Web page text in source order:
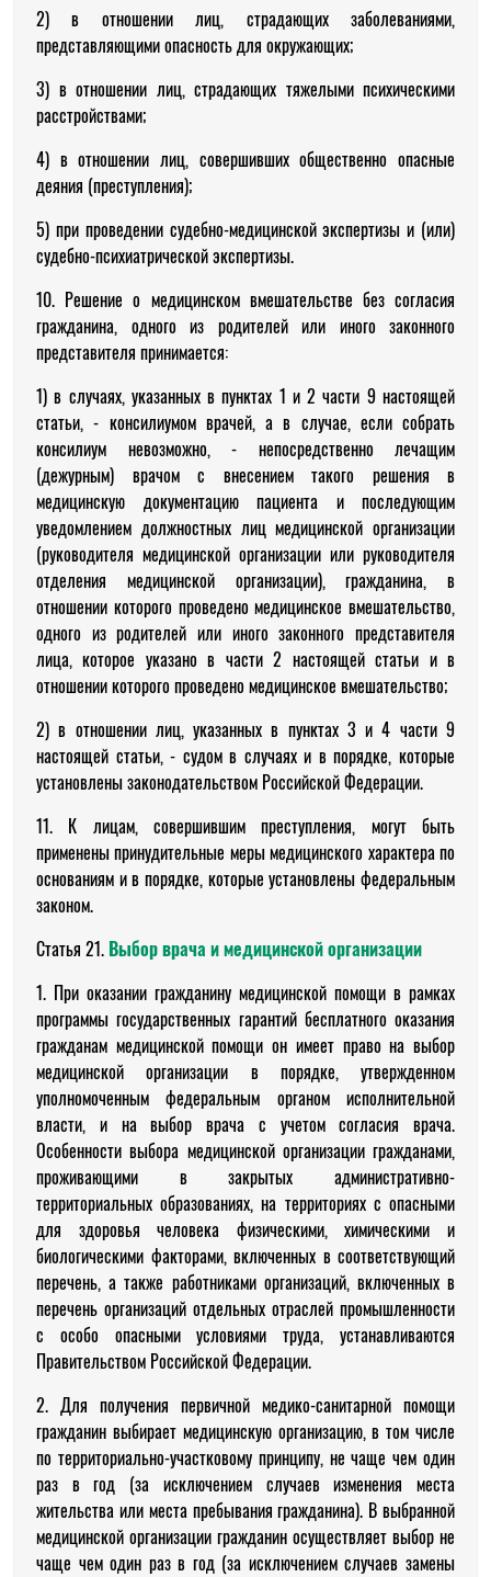
2) в отношении лиц, страдающих заболеваниями,
представляющими опасность для окружающих;
3) в отношении лиц, страдающих тяжелыми психическими
расстройствами;
4) в отношении лиц, совершивших общественно опасные
деяния (преступления);
5) при проведении судебно-медицинской экспертизы и (или)
судебно-психиатрической экспертизы.
10. Решение о медицинском вмешательстве без согласия
гражданина, одного из родителей или иного законного
представителя принимается:
1) в случаях, указанных в пунктах 1 и 2 части 9 настоящей
статьи, - консилиумом врачей, а в случае, если собрать
консилиум невозможно, - непосредственно лечащим
(дежурным) врачом с внесением такого решения в
медицинскую документацию пациента и последующим
уведомлением должностных лиц медицинской организации
(руководителя медицинской организации или руководителя
отделения медицинской организации), гражданина, в
отношении которого проведено медицинское вмешательство,
одного из родителей или иного законного представителя
лица, которое указано в части 2 настоящей статьи и в
отношении которого проведено медицинское вмешательство;
2) в отношении лиц, указанных в пунктах 3 и 4 части 9
настоящей статьи, - судом в случаях и в порядке, которые
установлены законодательством Российской Федерации.
11. К лицам, совершившим преступления, могут быть
применены принудительные меры медицинского характера по
основаниям и в порядке, которые установлены федеральным
законом.
Статья 21. Выбор врача и медицинской организации
1. При оказании гражданину медицинской помощи в рамках
программы государственных гарантий бесплатного оказания
гражданам медицинской помощи он имеет право на выбор
медицинской организации в порядке, утвержденном
уполномоченным федеральным органом исполнительной
власти, и на выбор врача с учетом согласия врача.
Особенности выбора медицинской организации гражданами,
проживающими в закрытых административно-
территориальных образованиях, на территориях с опасными
для здоровья человека физическими, химическими и
биологическими факторами, включенных в соответствующий
перечень, а также работниками организаций, включенных в
перечень организаций отдельных отраслей промышленности
с особо опасными условиями труда, устанавливаются
Правительством Российской Федерации.
2. Для получения первичной медико-санитарной помощи
гражданин выбирает медицинскую организацию, в том числе
по территориально-участковому принципу, не чаще чем один
раз в год (за исключением случаев изменения места
жительства или места пребывания гражданина). В выбранной
медицинской организации гражданин осуществляет выбор не
чаще чем один раз в год (за исключением случаев замены